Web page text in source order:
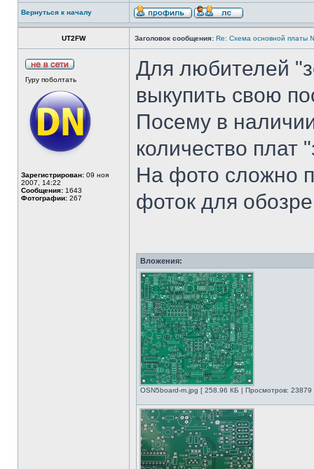
Вернуться к началу
UT2FW Заголовок сообщения: Re: Cхема основной платы
Гуру поболтать
Зарегистрирован: 09 ноя
2007, 14:22
Сообщения: 1643
Фотографии: 267
Для любителей
выкупить свою
Посему в
количество плат
На фото сложно
фоток для
Вложения:
OSN5board-m.jpg [ 258.96 КБ | Просмотров: 23879